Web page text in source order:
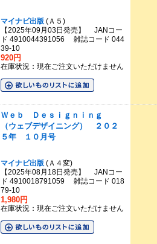
マイナビ出版(Ａ５)
【2025年09月03日発売】 JANコー
ド 4910044391056 雑誌コード 044
39-10
920円
在庫状況：現在ご注文いただけません
Ｗｅｂ Ｄｅｓｉｇｎｉｎｇ
（ウェブデザイニング） ２０２
５年 １０月号
マイナビ出版(Ａ４変)
【2025年08月18日発売】 JANコー
ド 4910018791059 雑誌コード 018
79-10
1,980円
在庫状況：現在ご注文いただけません